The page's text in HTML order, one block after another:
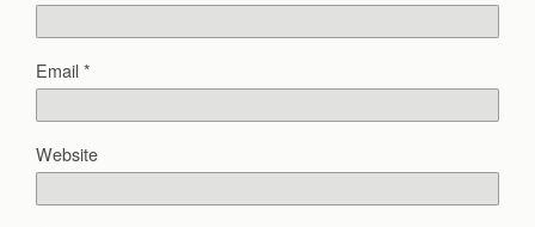
Email*
Website